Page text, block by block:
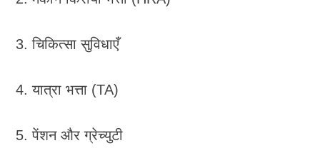
चिकित्सा सुविधाएँ
यात्रा भत्ता (TA)
पेंशन और ग्रेच्युटी